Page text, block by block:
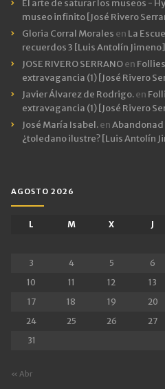
El arte de saturar los museos -
museo infinito [José Rivero
Gloria Corral Morales en La
recuerdos 3 [Luis Antolín Jimeno]
JOSE RIVERO SERRANOen
extravagancia (1) [José Rivero
Javier Álvarez de Rodrigo.en
extravagancia (1) [José Rivero
José María Isabel.enAbandonad
¿toledano ilustre? [Luis Antolín
AGOSTO 2026
L M X J
3
4 5 6
10
11 12 13
17
18 19 20
24
25 26 27
31
« Abr